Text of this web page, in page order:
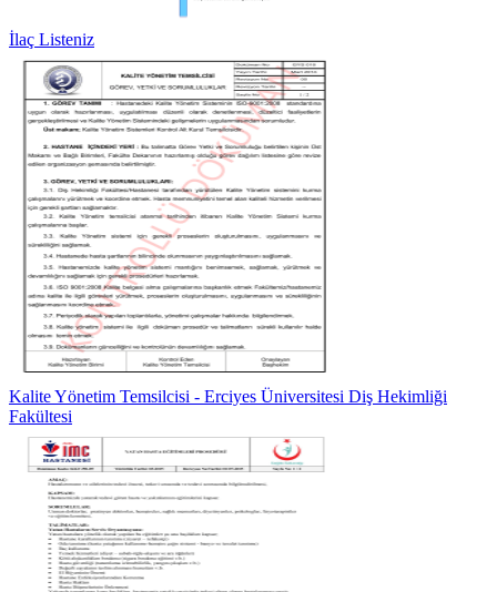
İlaç Listeniz
Kalite Yönetim Temsilcisi - Erciyes Üniversitesi Diş Hekimliği
Fakültesi